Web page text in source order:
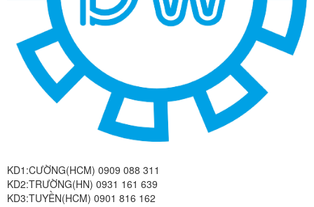
KD1:CƯỜNG(HCM) 0909 088 311
KD2:TRƯỜNG(HN) 0931 161 639
KD3:TUYỀN(HCM) 0901 816 162